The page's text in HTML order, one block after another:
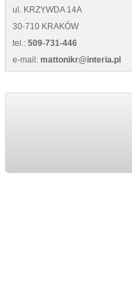
ul. KRZYWDA 14A
30-710 KRAKÓW
tel.: 509-731-446
e-mail: mattonikr@interia.pl